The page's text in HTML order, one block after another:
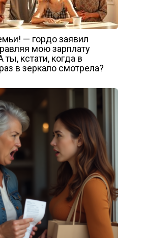
— гордо заявил
мою зарплату
кстати, когда в
в зеркало смотрела?